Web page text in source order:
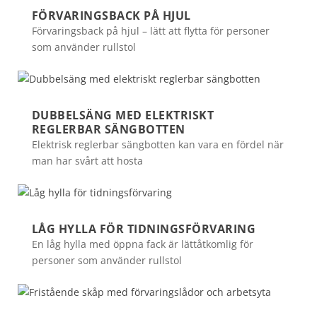
FÖRVARINGSBACK PÅ HJUL
Förvaringsback på hjul – lätt att flytta för personer
som använder rullstol
DUBBELSÄNG MED ELEKTRISKT
REGLERBAR SÄNGBOTTEN
Elektrisk reglerbar sängbotten kan vara en fördel när
man har svårt att hosta
LÅG HYLLA FÖR TIDNINGSFÖRVARING
En låg hylla med öppna fack är lättåtkomlig för
personer som använder rullstol